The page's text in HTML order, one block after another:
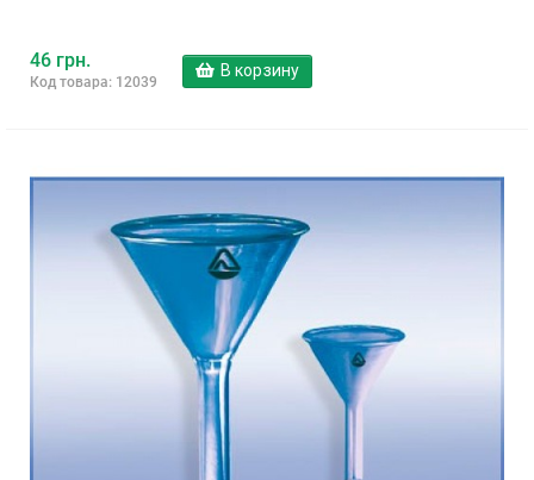
46 грн.
Код товара: 12039
В корзину